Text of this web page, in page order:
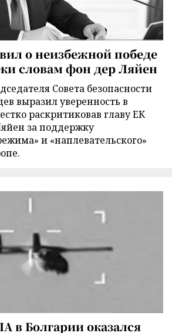
о неизбежной победе
словам фон дер Ляйен
Совета безопасности
выразил уверенность в
раскритиковав главу ЕК
за поддержку
и «наплевательского»
в Болгарии оказался